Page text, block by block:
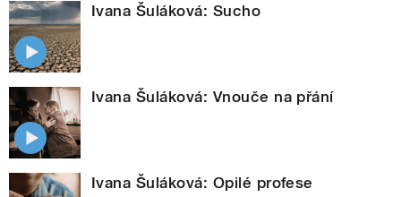
Ivana Šuláková: Sucho
Ivana Šuláková: Vnouče na přání
Ivana Šuláková: Opilé profese